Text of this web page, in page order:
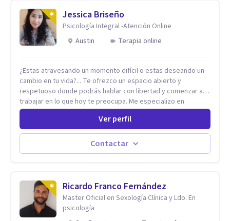
Jessica Briseño
Psicología Integral -Atención Online
Austin
Terapia online
¿Estas atravesando un momento difícil o estas deseando un
cambio en tu vida?... Te ofrezco un espacio abierto y
respetuoso donde podrás hablar con libertad y comenzar a
trabajar en lo que hoy te preocupa. Me especializo en
Trastornos de Ansiedad y a lo largo de mi experiencia
profesional he acompañado a muchas Familias y Parejas con
distintas problemáticas como el manejo del estrés,
Autoestima, Gestión de la Ira, Depresión, Retos en la Crianza,
Codependencia, Celos, entre otros. Cuento con más de 12
Adolescentes y Adultos
Ver perfil
Contactar
Ricardo Franco Fernández
Master Oficial en Sexología Clínica y Ldo. En
psicología